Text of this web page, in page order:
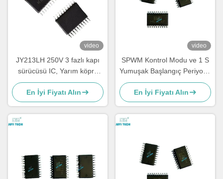
video
JY213LH 250V 3 fazlı kapı
sürücüsü IC, Yarım köprü
MOSFET/IGBT sürücüsü
±1A, Yüksek Voltajlı BLDC
Motor Sürücüsü Çip,
TSSOP-20
En İyi Fiyatı Alın
video
SPWM Kontrol Modu ve 1 S
Yumuşak Başlangıç Periyodu
ile Shoot-through Korumalı
BLDC Motor Sürücü
Entegresi
En İyi Fiyatı Alın